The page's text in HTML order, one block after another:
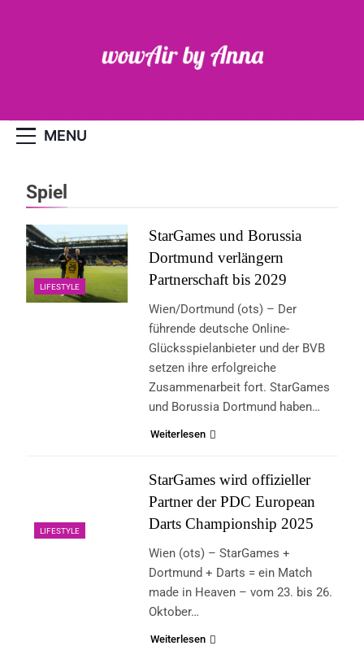
MENU
Spiel
LIFESTYLE
StarGames und Borussia
Dortmund verlängern
Partnerschaft bis 2029
Wien/Dortmund (ots) – Der
führende deutsche Online-
Glücksspielanbieter und der BVB
setzen ihre erfolgreiche
Zusammenarbeit fort. StarGames
und Borussia Dortmund haben…
Weiterlesen
LIFESTYLE
StarGames wird offizieller
Partner der PDC European
Darts Championship 2025
Wien (ots) – StarGames +
Dortmund + Darts = ein Match
made in Heaven – vom 23. bis 26.
Oktober…
Weiterlesen